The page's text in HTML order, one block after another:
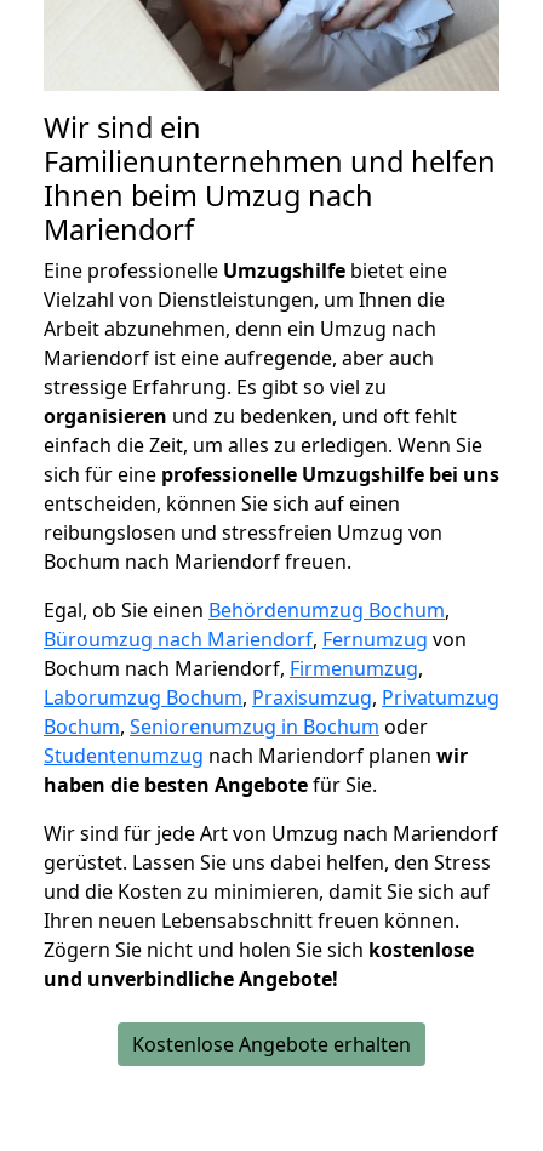
Wir sind ein
Familienunternehmen und helfen
Ihnen beim Umzug nach
Mariendorf
Eine professionelle Umzugshilfe bietet eine
Vielzahl von Dienstleistungen, um Ihnen die
Arbeit abzunehmen, denn ein Umzug nach
Mariendorf ist eine aufregende, aber auch
stressige Erfahrung. Es gibt so viel zu
organisieren und zu bedenken, und oft fehlt
einfach die Zeit, um alles zu erledigen. Wenn Sie
sich für eine professionelle Umzugshilfe bei uns
entscheiden, können Sie sich auf einen
reibungslosen und stressfreien Umzug von
Bochum nach Mariendorf freuen.
Egal, ob Sie einen Behördenumzug Bochum,
Büroumzug nach Mariendorf, Fernumzug von
Bochum nach Mariendorf, Firmenumzug,
Laborumzug Bochum, Praxisumzug, Privatumzug
Bochum, Seniorenumzug in Bochum oder
Studentenumzug nach Mariendorf planen wir
haben die besten Angebotefür Sie.
Wir sind für jede Art von Umzug nach Mariendorf
gerüstet. Lassen Sie uns dabei helfen, den Stress
und die Kosten zu minimieren, damit Sie sich auf
Ihren neuen Lebensabschnitt freuen können.
Zögern Sie nicht und holen Sie sich kostenlose
und unverbindliche Angebote!
Kostenlose Angebote erhalten